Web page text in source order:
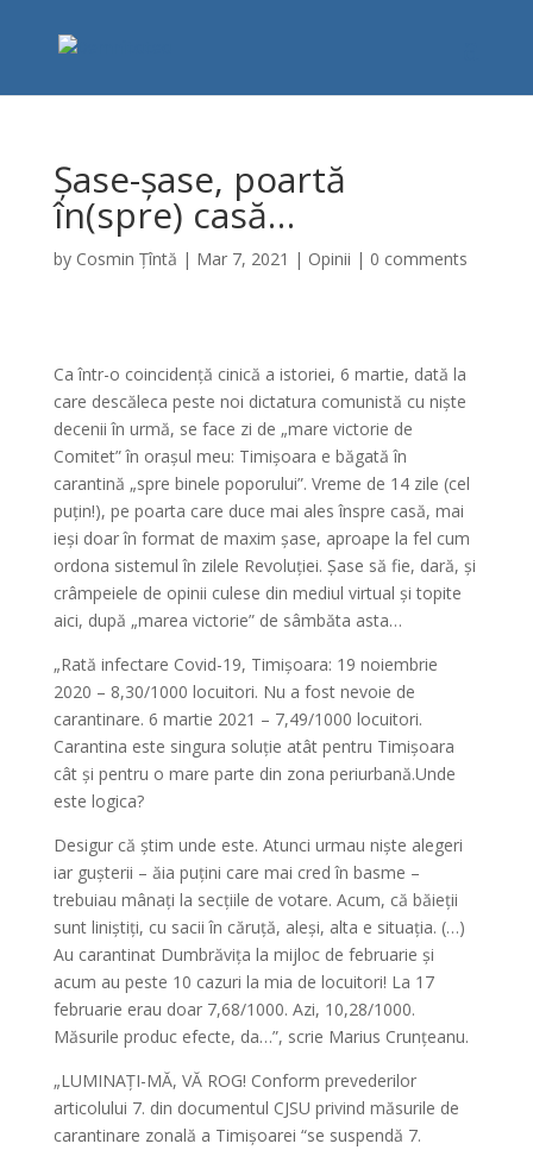
Șase-șase, poartă
în(spre) casă…
by Cosmin Țîntă | Mar 7, 2021 | Opinii | 0 comments
Ca într-o coincidență cinică a istoriei, 6 martie, dată la
care descăleca peste noi dictatura comunistă cu niște
decenii în urmă, se face zi de „mare victorie de
Comitet” în orașul meu: Timișoara e băgată în
carantină „spre binele poporului”. Vreme de 14 zile (cel
puțin!), pe poarta care duce mai ales înspre casă, mai
ieși doar în format de maxim șase, aproape la fel cum
ordona sistemul în zilele Revoluției. Șase să fie, dară, și
crâmpeiele de opinii culese din mediul virtual și topite
aici, după „marea victorie” de sâmbăta asta…
„Rată infectare Covid-19, Timișoara: 19 noiembrie
2020 – 8,30/1000 locuitori. Nu a fost nevoie de
carantinare. 6 martie 2021 – 7,49/1000 locuitori.
Carantina este singura soluție atât pentru Timișoara
cât și pentru o mare parte din zona periurbană.Unde
este logica?
Desigur că știm unde este. Atunci urmau niște alegeri
iar gușterii – ăia puțini care mai cred în basme –
trebuiau mânați la secțiile de votare. Acum, că băieții
sunt liniștiți, cu sacii în căruță, aleși, alta e situația. (…)
Au carantinat Dumbrăvița la mijloc de februarie și
acum au peste 10 cazuri la mia de locuitori! La 17
februarie erau doar 7,68/1000. Azi, 10,28/1000.
Măsurile produc efecte, da…”, scrie Marius Crunțeanu.
„LUMINAȚI-MĂ, VĂ ROG! Conform prevederilor
articolului 7. din documentul CJSU privind măsurile de
carantinare zonală a Timișoarei “se suspendă 7.